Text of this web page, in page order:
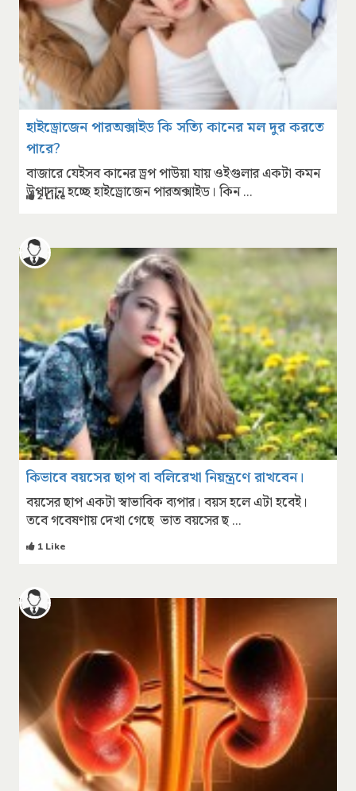
হাইড্রোজেন পারঅক্সাইড কি সত্যি কানের মল দুর করতে
পারে?
বাজারে যেইসব কানের ড্রপ পাউয়া যায় ওইগুলার একটা কমন
উপাদান হচ্ছে হাইড্রোজেন পারঅক্সাইড। কিন ...
2 Like
কিভাবে বয়সের ছাপ বা বলিরেখা নিয়ন্ত্রণে রাখবেন।
বয়সের ছাপ একটা স্বাভাবিক ব্যপার। বয়স হলে এটা হবেই।
তবে গবেষণায় দেখা গেছে ভাত বয়সের ছ ...
1 Like